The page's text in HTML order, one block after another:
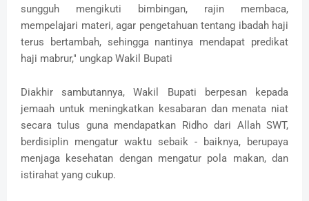
sungguh mengikuti bimbingan, rajin membaca,
mempelajari materi, agar pengetahuan tentang ibadah haji
terus bertambah, sehingga nantinya mendapat predikat
haji mabrur," ungkap Wakil Bupati
Diakhir sambutannya, Wakil Bupati berpesan kepada
jemaah untuk meningkatkan kesabaran dan menata niat
secara tulus guna mendapatkan Ridho dari Allah SWT,
berdisiplin mengatur waktu sebaik - baiknya, berupaya
menjaga kesehatan dengan mengatur pola makan, dan
istirahat yang cukup.